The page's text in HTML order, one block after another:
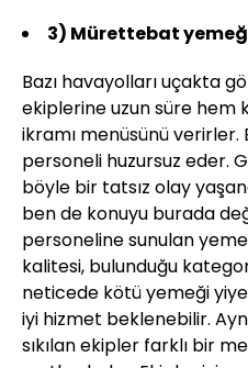
3) Mürettebat
Bazı havayolları uçakta
ekiplerine uzun süre hem
ikramı menüsünü
personeli huzursuz eder.
böyle bir tatsız olay
ben de konuyu burada
personeline sunulan
kalitesi, bulunduğu
neticede kötü yemeği
iyi hizmet beklenebilir.
sıkılan ekipler farklı bir